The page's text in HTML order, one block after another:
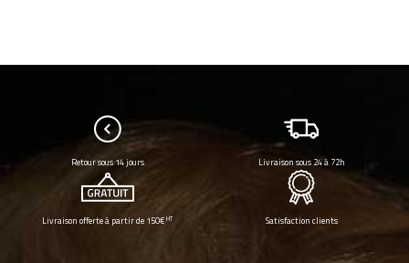
Retour sous 14 jours Livraison sous 24 à 72h
Livraison offerte à partir de 150€HT Satisfaction clients